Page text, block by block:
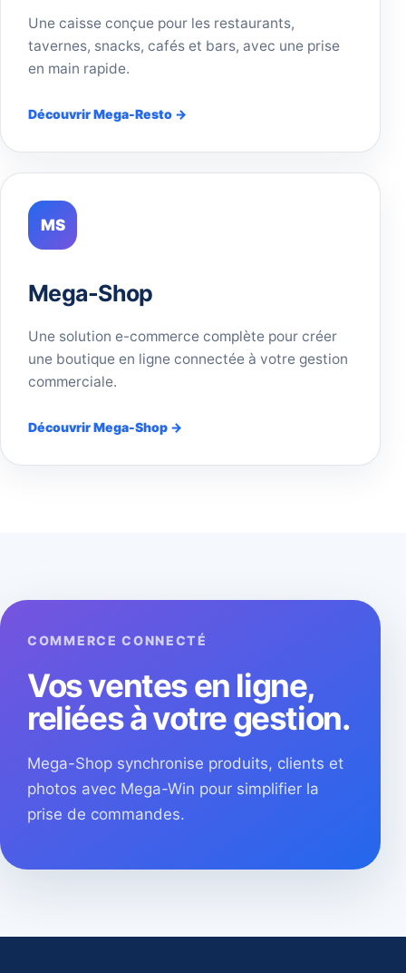
Une caisse conçue pour les restaurants,
tavernes, snacks, cafés et bars, avec une prise
en main rapide.
Découvrir Mega-Resto →
MS
Mega-Shop
Une solution e-commerce complète pour créer
une boutique en ligne connectée à votre gestion
commerciale.
Découvrir Mega-Shop →
COMMERCE CONNECTÉ
Vos ventes en ligne,
reliées à votre gestion.
Mega-Shop synchronise produits, clients et
photos avec Mega-Win pour simplifier la
prise de commandes.